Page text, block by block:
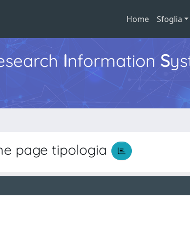
Home Sfoglia
Information S
page tipologia